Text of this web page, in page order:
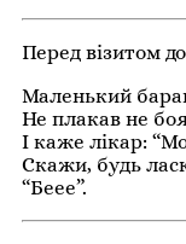
Перед візитом
Маленький
Не плакав не
І каже лікар:
Скажи, будь
“Беее”.